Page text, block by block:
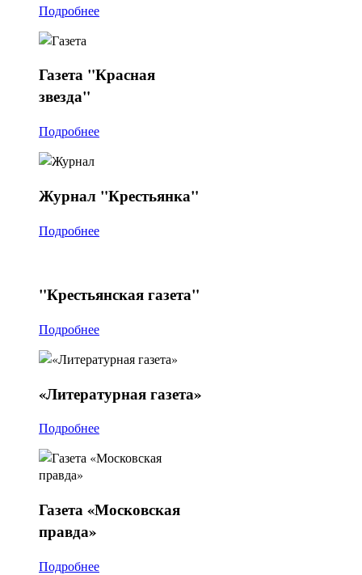
Подробнее
Газета "Красная
звезда"
Подробнее
Журнал "Крестьянка"
Подробнее
"Крестьянскаягазета"
Подробнее
«Литературнаягазета»
Подробнее
Газета«Московская
правда»
Подробнее